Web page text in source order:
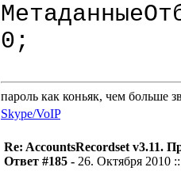
0;
пароль как коньяк, чем больше
Skype/VoIP
Re: AccountsRecordset v3.11.
Ответ #185 - 26. Октября 2010